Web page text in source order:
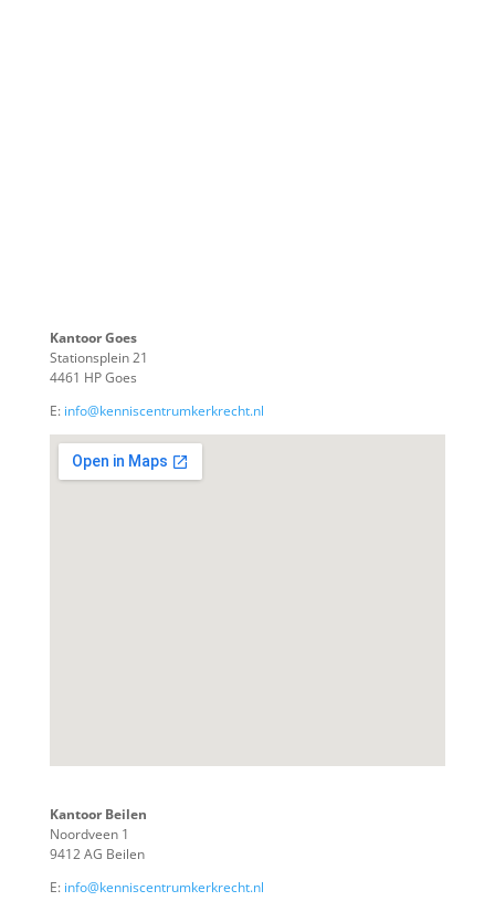
Kantoor Goes
Stationsplein 21
4461 HP Goes
E: info@kenniscentrumkerkrecht.nl
Kantoor Beilen
Noordveen 1
9412 AG Beilen
E: info@kenniscentrumkerkrecht.nl